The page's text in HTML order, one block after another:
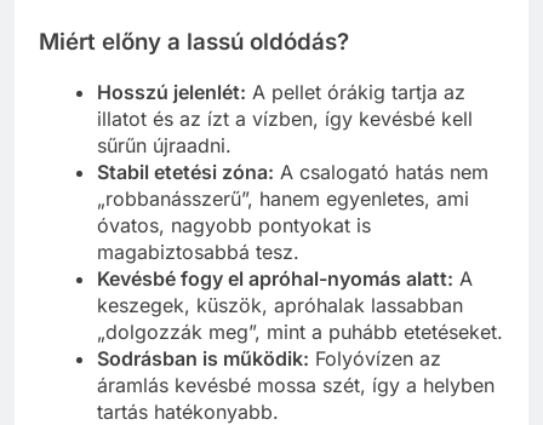
Miért előny a lassú oldódás?
Hosszú jelenlét: A pellet órákig tartja az
illatot és az ízt a vízben, így kevésbé kell
sűrűn újraadni.
Stabil etetési zóna: A csalogató hatás nem
„robbanásszerű”, hanem egyenletes, ami
óvatos, nagyobb pontyokat is
magabiztosabbá tesz.
Kevésbé fogy el apróhal-nyomás alatt: A
keszegek, küszök, apróhalak lassabban
„dolgozzák meg”, mint a puhább etetéseket.
Sodrásban is működik: Folyóvízen az
áramlás kevésbé mossa szét, így a helyben
tartás hatékonyabb.